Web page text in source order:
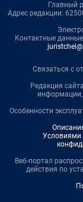
Главный
Адрес редакции:
Контактные
Связаться с
Редакция
Особенности
Условиями
Веб-портал
действия по